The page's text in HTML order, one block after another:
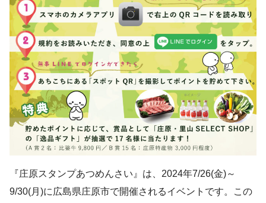
『庄原スタンプあつめんさい』は、2024年7/26(金)～
9/30(月)に広島県庄原市で開催されるイベントです。この